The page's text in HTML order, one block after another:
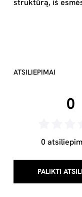
struktūrą, iš
ATSILIEPIMAI
0
0
PALIKTI